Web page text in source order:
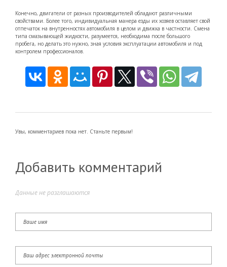
Конечно, двигатели от разных производителей обладают различными
свойствами. Более того, индивидуальная манера езды их хозяев оставляет свой
отпечаток на внутренностях автомобиля в целом и движка в частности. Смена
типа смазывающей жидкости, разумеется, необходима после большого
пробега, но делать это нужно, зная условия эксплуатации автомобиля и под
контролем профессионалов.
Увы, комментариев пока нет. Станьте первым!
Добавить комментарий
Данные не разглашаются